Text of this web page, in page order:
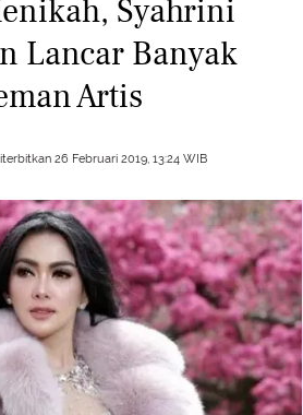
Syahrini
Lancar Banyak
Artis
26 Februari 2019, 13:24 WIB